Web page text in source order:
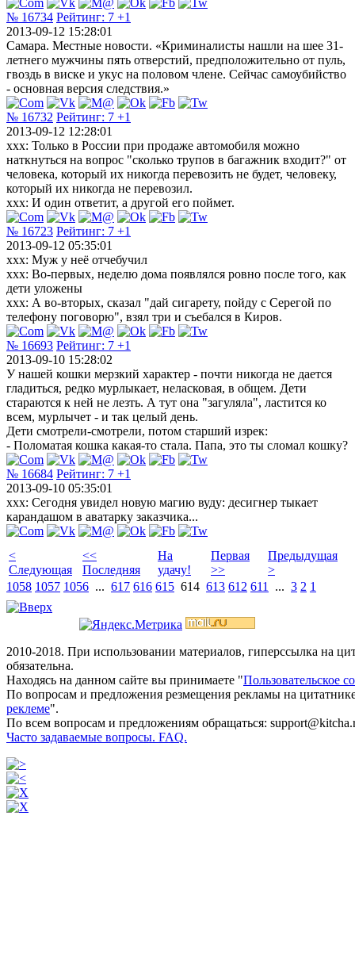
№ 16734 Рейтинг: 7 +1
2013-09-12 15:28:01
Самара. Местные новости. «Криминалисты нашли на шее 31-
летнего мужчины пять отверстий, предположительно от пуль,
гвоздь в виске и укус на половом члене. Сейчас самоубийство
- основная версия следствия.»
№ 16732 Рейтинг: 7 +1
2013-09-12 12:28:01
xxx: Только в России при продаже автомобиля можно
наткнуться на вопрос "сколько трупов в багажник входит?" от
человека, который их никогда перевозить не будет, человеку,
который их никогда не перевозил.
xxx: И один ответит, а другой его поймет.
№ 16723 Рейтинг: 7 +1
2013-09-12 05:35:01
xxx: Муж у неё отчебучил
xxx: Во-первых, неделю дома появлялся ровно после того, как
дети уложены
xxx: А во-вторых, сказал "дай сигарету, пойду с Серегой по
телефону поговорю", взял три и съебался в Киров.
№ 16693 Рейтинг: 7 +1
2013-09-10 15:28:02
У нашей кошки мерзкий характер - почти никогда не дается
гладиться, редко мурлыкает, неласковая, в общем. Дети
стараются к ней не лезть. А тут она "загуляла", ластится ко
всем, мурлычет - и так целый день.
Дети смотрели-смотрели, потом старший изрек:
- Поломатая кошка какая-то стала. Папа, это ты сломал кошку?
№ 16684 Рейтинг: 7 +1
2013-09-10 05:35:01
xxx: Сегодня увидел новую магию вуду: десигнер тыкает
карандашом в аватарку заказчика...
<
Следующая
<<
Последняя
На
удачу!
Первая
>>
Предыдущая
>
1058 1057 1056 ... 617 616 615 614 613 612 611 ... 3 2 1
2010-2018. При использовании материалов, гиперссылка на
обязательна.
Находясь на данном сайте вы принимаете "Пользовательское
По вопросам и предложения резмещения рекламы на
реклеме".
По всем вопросам и предложениям обращаться:
Часто задаваемые вопросы. FAQ.